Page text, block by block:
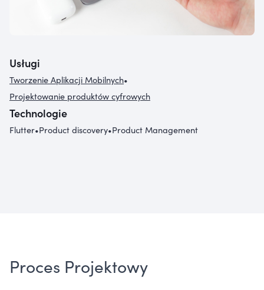
Usługi
Tworzenie Aplikacji Mobilnych•
Projektowanie produktów cyfrowych
Technologie
Flutter•Product discovery•Product Management
Proces Projektowy